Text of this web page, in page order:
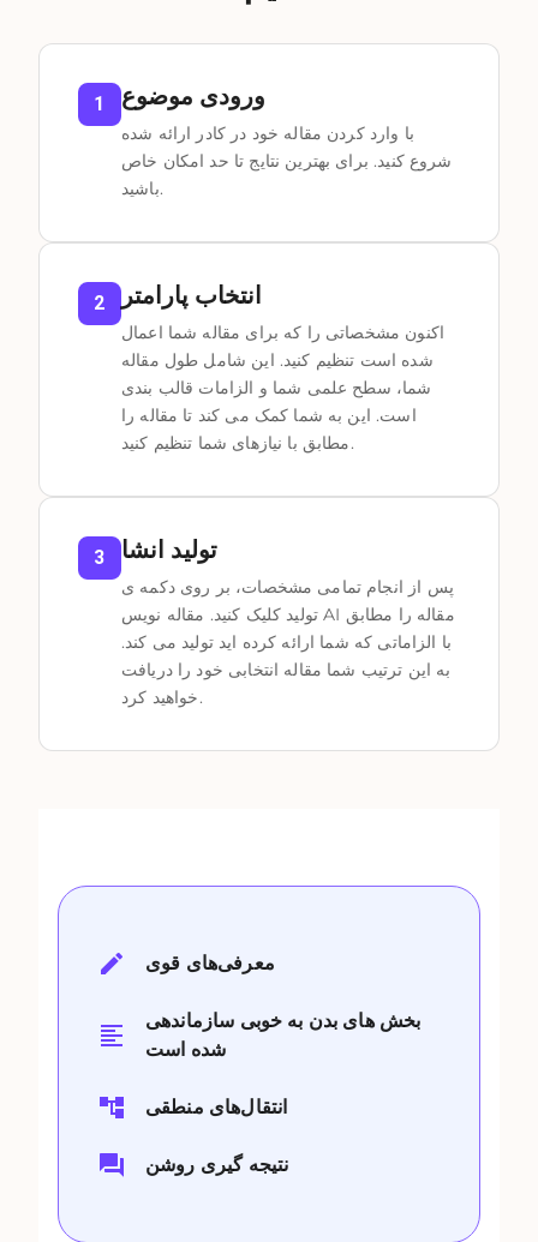
1 ورودی موضوع
با وارد کردن مقاله خود در کادر ارائه شده
شروع کنید. برای بهترین نتایج تا حد امکان خاص
باشید.
2 انتخاب پارامتر
اکنون مشخصاتی را که برای مقاله شما اعمال
شده است تنظیم کنید. این شامل طول مقاله
شما، سطح علمی شما و الزامات قالب بندی
است. این به شما کمک می کند تا مقاله را
مطابق با نیازهای شما تنظیم کنید.
3 تولید انشا
پس از انجام تمامی مشخصات، بر روی دکمه ی
تولید کلیک کنید. مقاله نویس AI مقاله را مطابق
با الزاماتی که شما ارائه کرده اید تولید می کند.
به این ترتیب شما مقاله انتخابی خود را دریافت
خواهید کرد.
معرفی‌های قوی
بخش های بدن به خوبی سازماندهی
شده است
انتقال‌های منطقی
نتیجه گیری روشن